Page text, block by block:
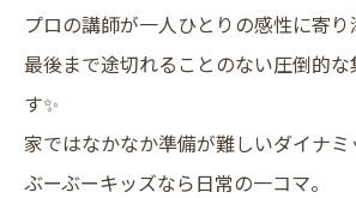
プロの講師が一人ひとりの感性に寄り
最後まで途切れることのない圧倒的
す✨
家ではなかなか準備が難しいダイナミ
ぶーぶーキッズなら日常の一コマ。